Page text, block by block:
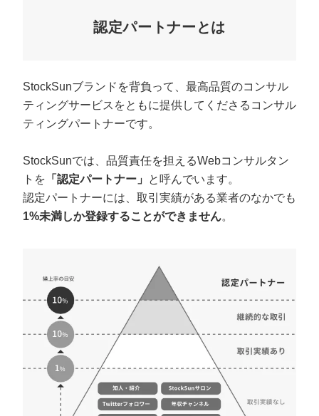
営業改善特化の動画制作『動画でカリトルく
定額LINE運用代行『LINEマキトルくん』
YouTubeディレクター
ミッション・ビジョン・バリュー
取締役メッセージ（株本祐己）
業務委託
認定パートナー
インターン
正社員
マーケマネージャー
カスタマーサクセスマネージャー
認定パートナーとは
StockSunブランドを背負って、最高品質のコンサル
ティングサービスをともに提供してくださるコンサル
ティングパートナーです。
StockSunでは、品質責任を担えるWebコンサルタン
トを 「認定パートナー」
と呼んでいます。
認定パートナーには、取引実績がある業者のなかでも
1%未満しか登録することができません。